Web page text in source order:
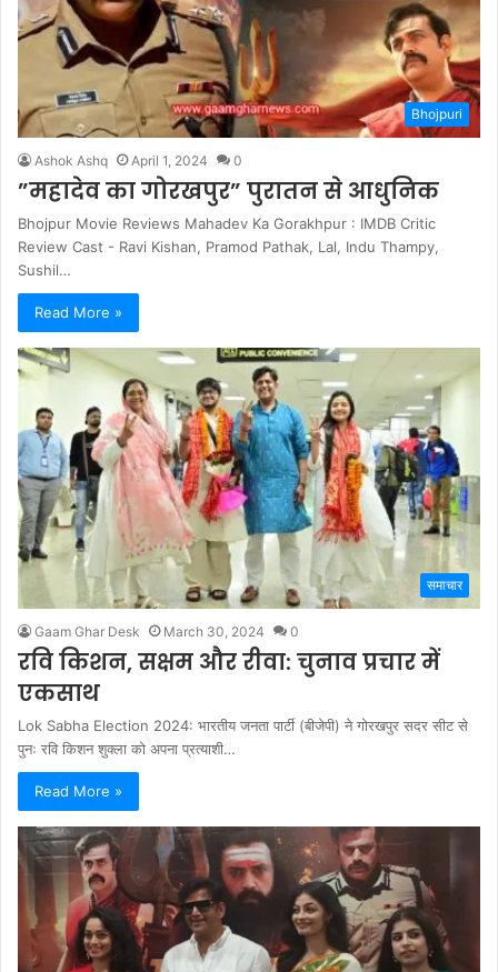
Bhojpuri
Ashok Ashq April 1, 2024 0
”महादेव का गोरखपुर” पुरातन से आधुनिक
Bhojpur Movie Reviews Mahadev Ka Gorakhpur : IMDB Critic
Review Cast - Ravi Kishan, Pramod Pathak, Lal, Indu Thampy,
Sushil…
Read More »
समाचार
Gaam Ghar Desk March 30, 2024 0
रवि किशन, सक्षम और रीवा: चुनाव प्रचार में
एकसाथ
Lok Sabha Election 2024: भारतीय जनता पार्टी (बीजेपी) ने गोरखपुर सदर सीट से
पुनः रवि किशन शुक्ला को अपना प्रत्याशी…
Read More »